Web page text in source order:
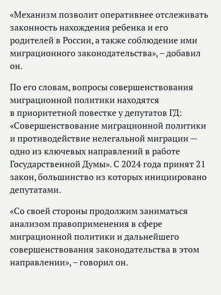
«Механизм позволит оперативнее отслеживать
законность нахождения ребенка и его
родителей в России, а также соблюдение ими
миграционного законодательства», – добавил
он.
По его словам, вопросы совершенствования
миграционной политики находятся
в приоритетной повестке у депутатов ГД:
«Совершенствование миграционной политики
и противодействие нелегальной миграции —
одно из ключевых направлений в работе
Государственной Думы». С 2024 года принят 21
закон, большинство из которых инициировано
депутатами.
«Со своей стороны продолжим заниматься
анализом правоприменения в сфере
миграционной политики и дальнейшего
совершенствования законодательства в этом
направлении», – говорил он.